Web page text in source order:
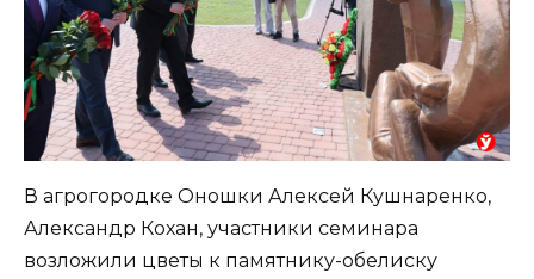
В агрогородке Оношки Алексей Кушнаренко,
Александр Кохан, участники семинара
возложили цветы к памятнику-обелиску